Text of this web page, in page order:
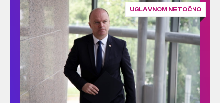
UGLAVNOM NETOČNO